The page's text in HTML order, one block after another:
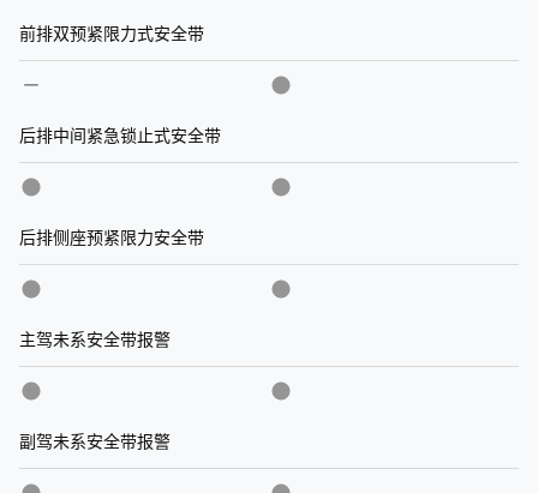
前排双预紧限力式安全带
后排中间紧急锁止式安全带
后排侧座预紧限力安全带
主驾未系安全带报警
副驾未系安全带报警